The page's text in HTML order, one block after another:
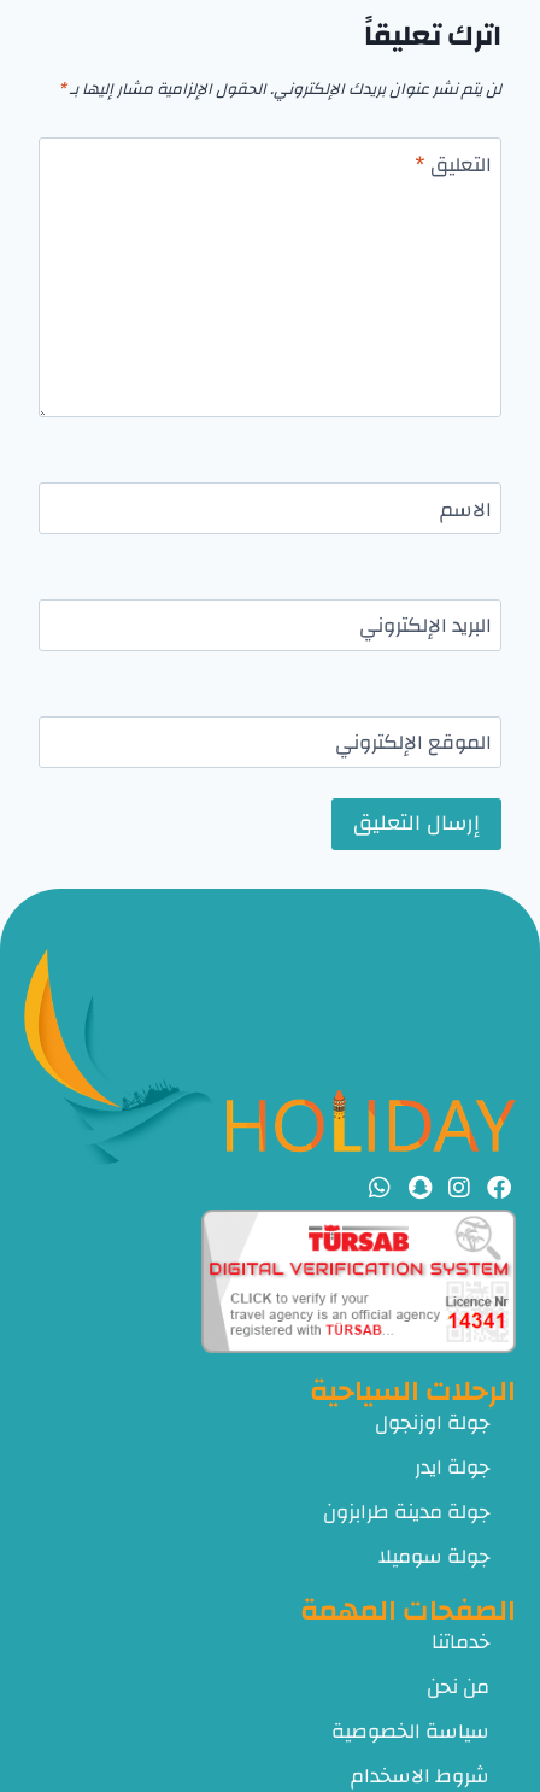
اترك تعليقاً
لن يتم نشر عنوان بريدك الإلكتروني.الحقول الإلزامية مشار إليها بـ*
التعليق*
الاسم
البريد الإلكتروني
الموقع الإلكتروني
الرحلات السياحية
جولة اوزنجول
جولة ايدر
جولة مدينة طرابزون
جولة سوميلا
الصفحات المهمة
خدماتنا
من نحن
سياسة الخصوصية
شروط الاسخدام